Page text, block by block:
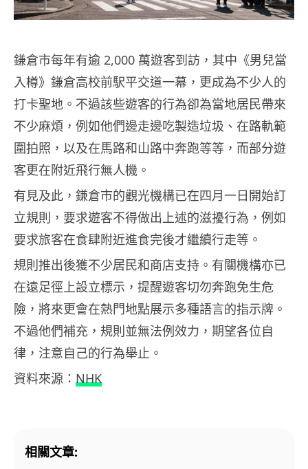
鎌倉市每年有逾 2,000 萬遊客到訪，其中《男兒當
入樽》鎌倉高校前駅平交道一幕，更成為不少人的
打卡聖地。不過該些遊客的行為卻為當地居民帶來
不少麻煩，例如他們邊走邊吃製造垃圾、在路軌範
圍拍照，以及在馬路和山路中奔跑等等，而部分遊
客更在附近飛行無人機。
有見及此，鎌倉市的觀光機構已在四月一日開始訂
立規則，要求遊客不得做出上述的滋擾行為，例如
要求旅客在食肆附近進食完後才繼續行走等。
規則推出後獲不少居民和商店支持。有關機構亦已
在遠足徑上設立標示，提醒遊客切勿奔跑免生危
險，將來更會在熱門地點展示多種語言的指示牌。
不過他們補充，規則並無法例效力，期望各位自
律，注意自己的行為舉止。
資料來源： NHK
相關文章: